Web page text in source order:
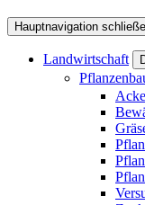
Hauptnavigation
Landwirtschaft